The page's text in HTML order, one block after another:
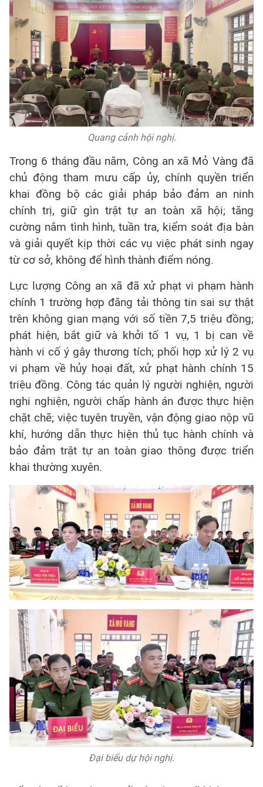
Quang cảnh hội nghị.
Trong 6 tháng đầu năm, Công an xã Mỏ Vàng đã
chủ động tham mưu cấp ủy, chính quyền triển
khai đồng bộ các giải pháp bảo đảm an ninh
chính trị, giữ gìn trật tự an toàn xã hội; tăng
cường nắm tình hình, tuần tra, kiểm soát địa bàn
và giải quyết kịp thời các vụ việc phát sinh ngay
từ cơ sở, không để hình thành điểm nóng.
Lực lượng Công an xã đã xử phạt vi phạm hành
chính 1 trường hợp đăng tải thông tin sai sự thật
trên không gian mạng với số tiền 7,5 triệu đồng;
phát hiện, bắt giữ và khởi tố 1 vụ, 1 bị can về
hành vi cố ý gây thương tích; phối hợp xử lý 2 vụ
vi phạm về hủy hoại đất, xử phạt hành chính 15
triệu đồng. Công tác quản lý người nghiện, người
nghi nghiện, người chấp hành án được thực hiện
chặt chẽ; việc tuyên truyền, vận động giao nộp vũ
khí, hướng dẫn thực hiện thủ tục hành chính và
bảo đảm trật tự an toàn giao thông được triển
khai thường xuyên.
Đại biểu dự hội nghị.